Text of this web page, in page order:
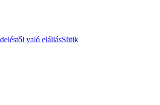
való elállásSütik